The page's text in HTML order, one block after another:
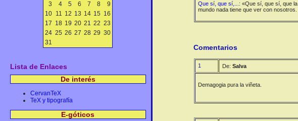
Que sí, que sí,...
: «Que sí, que sí, que
mundo nada tiene que ver con
Comentarios
1 De: Salva
Demagogia pura la viñeta.
3
4 5 6 7 8
9
10 11 12 13 14 15 16
17 18 19 20 21 22 23
24 25 26 27 28 29 30
31
Lista de Enlaces
De interés
CervanTeX
TeX y tipografía
E-góticos